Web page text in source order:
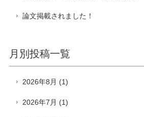
論文掲載されました！
月別投稿一覧
2026年8月 (1)
2026年7月 (1)